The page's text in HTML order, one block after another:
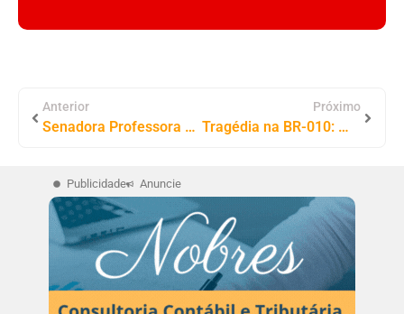
Anterior
Senadora Professora Dorinha Prestigia Solenidade de Posse da Nova Diretoria da ATM
Próximo
Tragédia na BR-010: Motorista de Ambulância de Tocantinópolis Perde a Vida em Acidente em Estreito-MA
Publicidade Anuncie